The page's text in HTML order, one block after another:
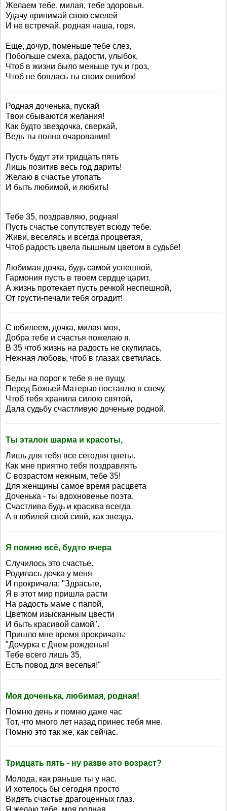
Желаем тебе, милая, тебе здоровья.
Удачу принимай свою смелей
И не встречай, родная наша, горя.
Еще, дочур, поменьше тебе слез,
Побольше смеха, радости, улыбок,
Чтоб в жизни было меньше туч и гроз,
Чтоб не боялась ты своих ошибок!
Родная доченька, пускай
Твои сбываются желания!
Как будто звездочка, сверкай,
Ведь ты полна очарования!
Пусть будут эти тридцать пять
Лишь позитив весь год дарить!
Желаю в счастье утопать
И быть любимой, и любить!
Тебе 35, поздравляю, родная!
Пусть счастье сопутствует всюду тебе.
Живи, веселясь и всегда процветая,
Чтоб радость цвела пышным цветом в судьбе!
Любимая дочка, будь самой успешной,
Гармония пусть в твоем сердце царит,
А жизнь протекает пусть речкой неспешной,
От грусти-печали тебя оградит!
С юбилеем, дочка, милая моя,
Добра тебе и счастья пожелаю я.
В 35 чтоб жизнь на радость не скупилась,
Нежная любовь, чтоб в глазах светилась.
Беды на порог к тебе я не пущу,
Перед Божьей Матерью поставлю я свечу,
Чтоб тебя хранила силою святой,
Дала судьбу счастливую доченьке родной.
Ты эталон шарма и красоты,
Лишь для тебя все сегодня цветы.
Как мне приятно тебя поздравлять
С возрастом нежным, тебе 35!
Для женщины самое время расцвета
Доченька - ты вдохновенье поэта.
Счастлива будь и красива всегда
А в юбилей свой сияй, как звезда.
Я помню всё, будто вчера
Случилось это счастье.
Родилась дочка у меня
И прокричала: "Здрасьте,
Я в этот мир пришла расти
На радость маме с папой,
Цветком изысканным цвести
И быть красивой самой".
Пришло мне время прокричать:
"Дочурка с Днем рожденья!
Тебе всего лишь 35,
Есть повод для веселья!"
Моя доченька, любимая, родная!
Помню день и помню даже час
Тот, что много лет назад принес тебя мне.
Помню это так же, как сейчас.
Тридцать пять - ну разве это возраст?
Молода, как раньше ты у нас.
И хотелось бы сегодня просто
Видеть счастье драгоценных глаз.
Я желаю тебе, моя родная,